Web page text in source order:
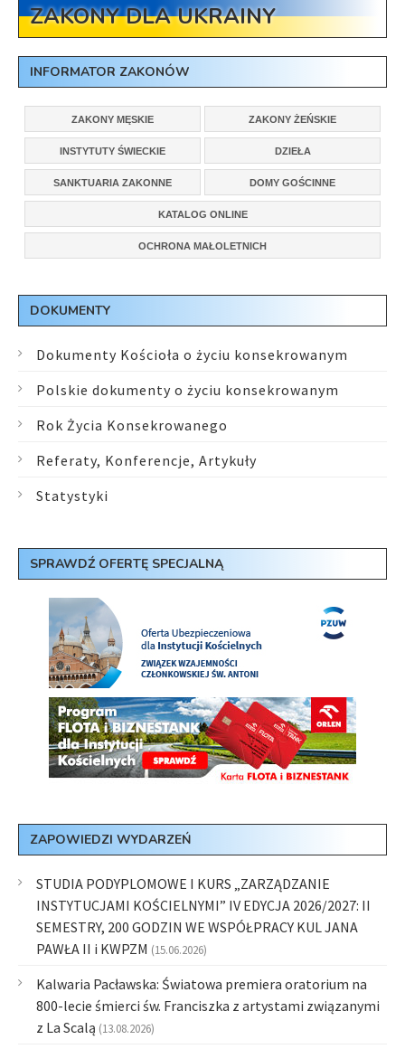
ZAKONY DLA UKRAINY
INFORMATOR ZAKONÓW
ZAKONY MĘSKIE ZAKONY ŻEŃSKIE
INSTYTUTY ŚWIECKIE DZIEŁA
SANKTUARIA ZAKONNE DOMY GOŚCINNE
KATALOG ONLINE
OCHRONA MAŁOLETNICH
DOKUMENTY
Dokumenty Kościoła o życiu konsekrowanym
Polskie dokumenty o życiu konsekrowanym
Rok Życia Konsekrowanego
Referaty, Konferencje, Artykuły
Statystyki
SPRAWDŹ OFERTĘ SPECJALNĄ
ZAPOWIEDZI WYDARZEŃ
STUDIA PODYPLOMOWE I KURS „ZARZĄDZANIE
INSTYTUCJAMI KOŚCIELNYMI” IV EDYCJA 2026/2027: II
SEMESTRY, 200 GODZIN WE WSPÓŁPRACY KUL JANA
PAWŁA II i KWPZM (15.06.2026)
Kalwaria Pacławska: Światowa premiera oratorium na
800-lecie śmierci św. Franciszka z artystami związanymi
z La Scalą (13.08.2026)